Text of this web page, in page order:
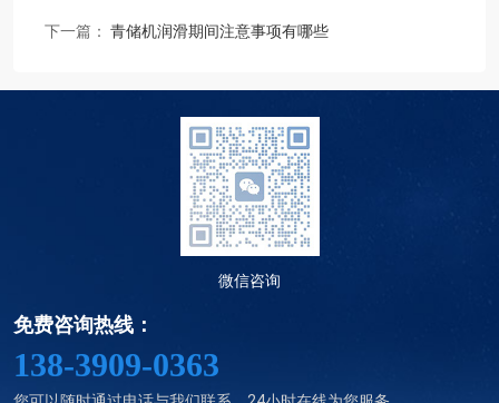
下一篇： 青储机润滑期间注意事项有哪些
微信咨询
免费咨询热线：
138-3909-0363